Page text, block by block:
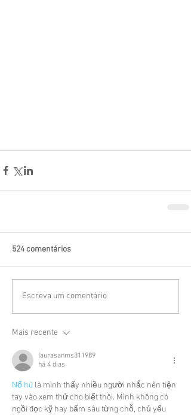
524 comentários
Escreva um comentário
Mais recente
laurasanms311989
há 4 dias
Nổ hũ là mình thấy nhiều người nhắc nên tiện
tay vào xem thử cho biết thôi. Mình không có
ngồi đọc kỹ hay bấm sâu từng chỗ, chủ yếu